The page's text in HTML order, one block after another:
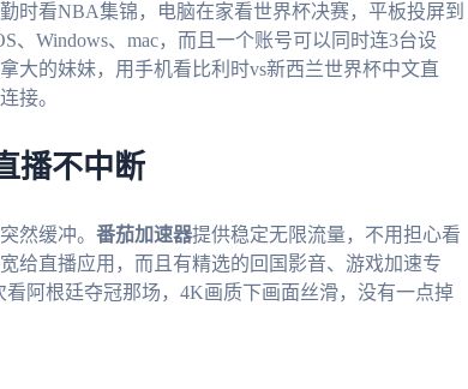
时看NBA集锦，电脑在家看世界杯决赛，平板投屏到
、Windows、mac，而且一个账号可以同时连3台设
大的妹妹，用手机看比利时vs新西兰世界杯中文直
接。
播不中断
然缓冲。 番茄加速器提供稳定无限流量，不用担心看
给直播应用，而且有精选的回国影音、游戏加速专
阿根廷夺冠那场，4K画质下画面丝滑，没有一点掉